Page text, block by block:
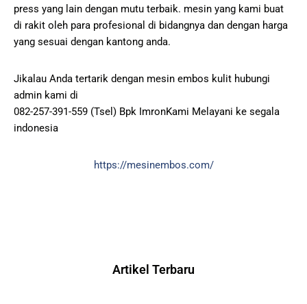
press yang lain dengan mutu terbaik. mesin yang kami buat
di rakit oleh para profesional di bidangnya dan dengan harga
yang sesuai dengan kantong anda.
Jikalau Anda tertarik dengan mesin embos kulit hubungi
admin kami di
082-257-391-559 (Tsel) Bpk ImronKami Melayani ke segala
indonesia
https://mesinembos.com/
Artikel Terbaru